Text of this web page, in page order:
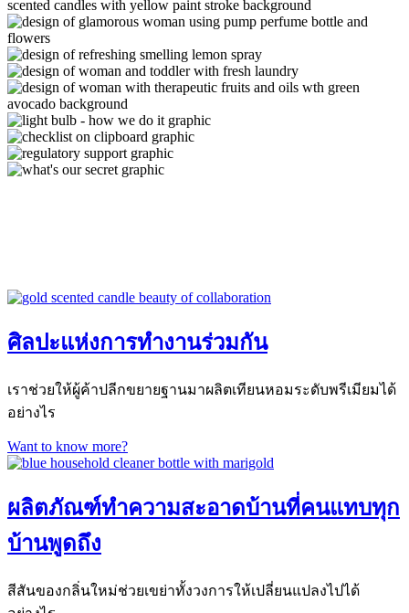
ศิลปะแห่งการทำงานร่วมกัน
เราช่วยให้ผู้ค้าปลีกขยายฐานมาผลิตเทียนหอมระดับพรีเมียมได้
อย่างไร
Want to know more?
ผลิตภัณฑ์ทำความสะอาดบ้านที่คนแทบทุก
บ้านพูดถึง
สีสันของกลิ่นใหม่ช่วยเขย่าทั้งวงการให้เปลี่ยนแปลงไปได้